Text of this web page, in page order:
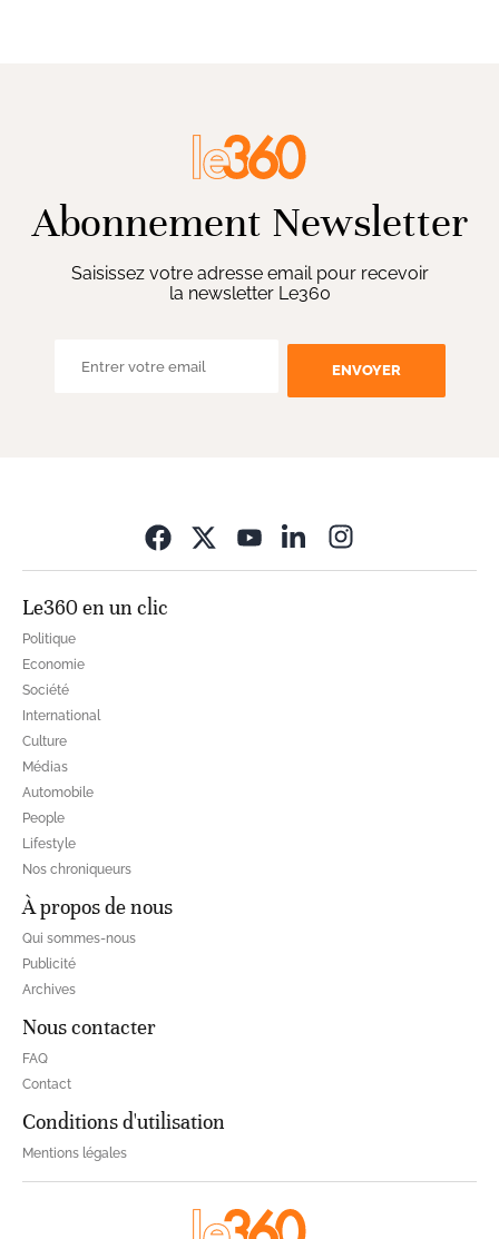
Abonnement Newsletter
Saisissez votre adresse email pour recevoir
la newsletter Le360
ENVOYER
Le360 en un clic
Politique
Economie
Société
International
Culture
Médias
Automobile
People
Lifestyle
Nos chroniqueurs
À propos de nous
Qui sommes-nous
Publicité
Archives
Nous contacter
FAQ
Contact
Conditions d'utilisation
Mentions légales